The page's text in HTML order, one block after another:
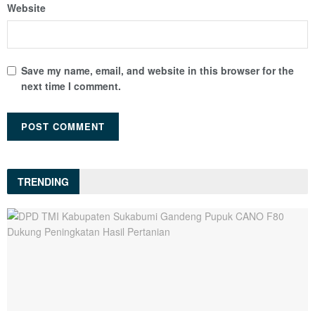
Website
Save my name, email, and website in this browser for the
next time I comment.
TRENDING